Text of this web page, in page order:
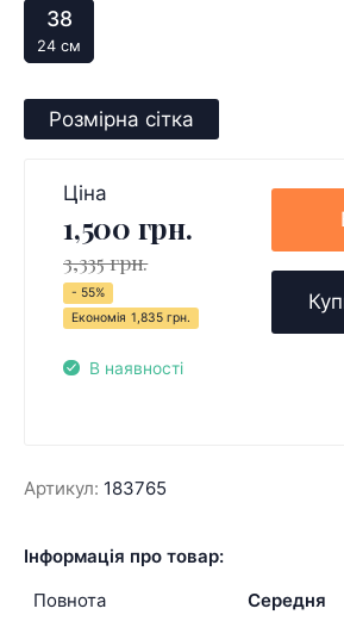
38
24 см
Розмірна сітка
Ціна
1,500 грн.
3,335 грн.
- 55%
Економія 1,835 грн.
В наявності
Артикул: 183765
Інформація про товар:
Повнота
Середня